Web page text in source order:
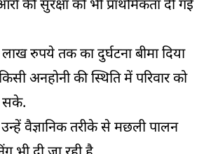
रुपये तक का दुर्घटना बीमा दिया
अनहोनी की स्थिति में परिवार को
सके.
वैज्ञानिक तरीके से मछली पालन